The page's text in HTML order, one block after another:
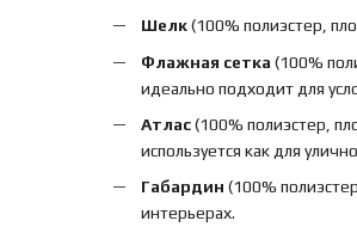
Шелк(100% полиэстер,
Флажная сетка (100%
идеально подходит для
Атлас(100% полиэстер,
используется как для
Габардин (100%
интерьерах.